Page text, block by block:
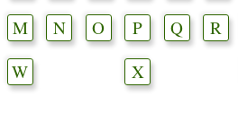
M
N O P Q R
W
X